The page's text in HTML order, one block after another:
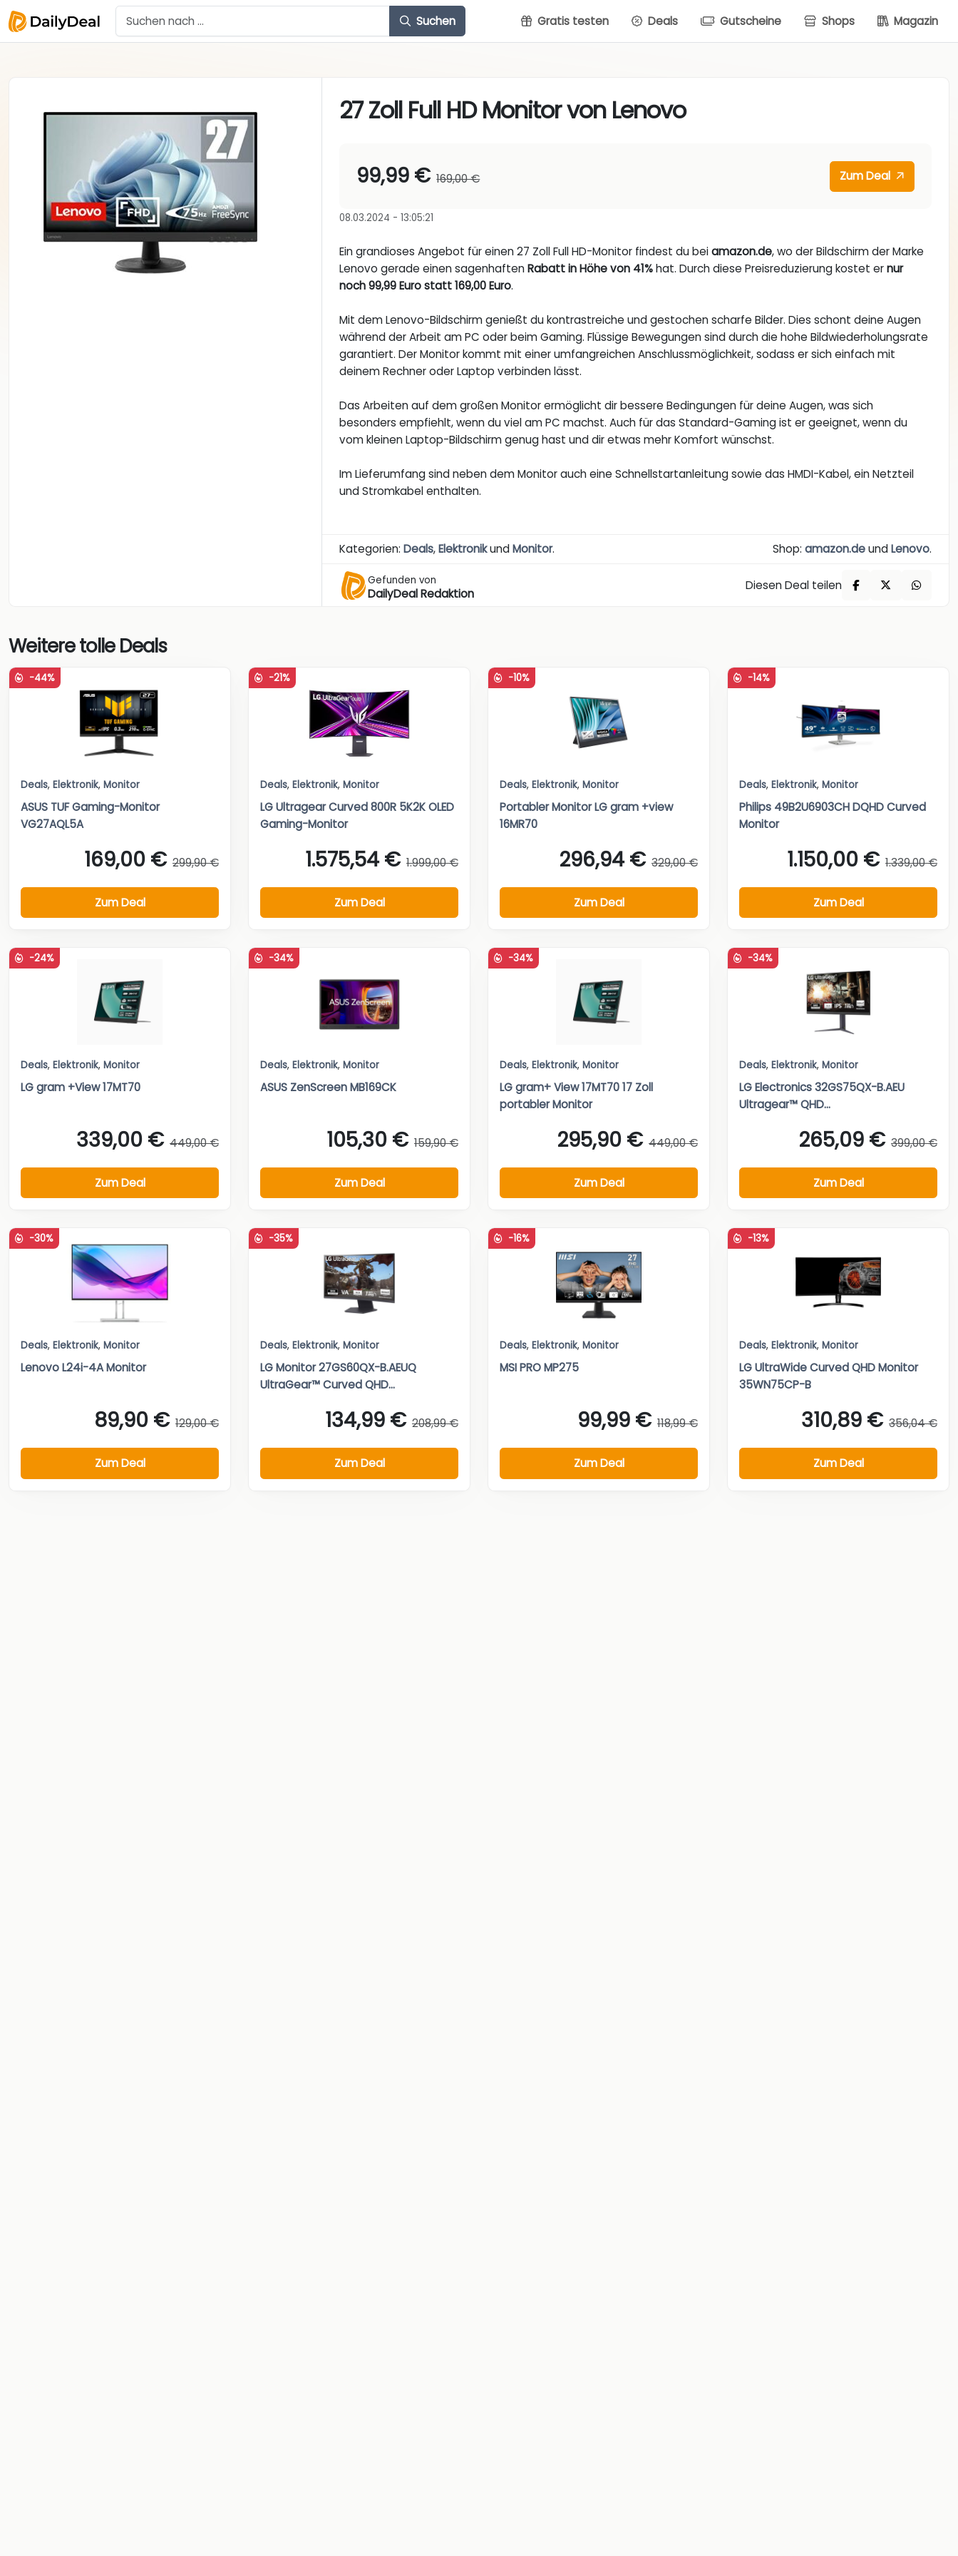
Suchen Gratis testen Deals Gutscheine Shops Magazin
27 Zoll Full HD Monitor von Lenovo
99,99 € 169,00 € Zum Deal
08.03.2024 - 13:05:21
Ein grandioses Angebot für einen 27 Zoll Full HD-Monitor findest du beiamazon.de, wo der Bildschirm der Marke
Lenovo gerade einen sagenhaftenRabatt in Höhe von 41%hat. Durch diese Preisreduzierung kostet ernur
noch 99,99 Euro statt 169,00 Euro.
Mit dem Lenovo-Bildschirm genießt du kontrastreiche und gestochen scharfe Bilder. Dies schont deine Augen
während der Arbeit am PC oder beim Gaming. Flüssige Bewegungen sind durch die hohe Bildwiederholungsrate
garantiert. Der Monitor kommt mit einer umfangreichen Anschlussmöglichkeit, sodass er sich einfach mit
deinem Rechner oder Laptop verbinden lässt.
Das Arbeiten auf dem großen Monitor ermöglicht dir bessere Bedingungen für deine Augen, was sich
besonders empfiehlt, wenn du viel am PC machst. Auch für das Standard-Gaming ist er geeignet, wenn du
vom kleinen Laptop-Bildschirm genug hast und dir etwas mehr Komfort wünschst.
Im Lieferumfang sind neben dem Monitor auch eine Schnellstartanleitung sowie das HMDI-Kabel, ein Netzteil
und Stromkabel enthalten.
Kategorien:Deals,ElektronikundMonitor. Shop: amazon.deundLenovo.
Gefunden von
DailyDeal Redaktion
Diesen Deal teilen
Weitere tolle Deals
-44%
Deals, Elektronik, Monitor
ASUS TUF Gaming-Monitor
VG27AQL5A
169,00 € 299,90 €
Zum Deal
-21%
Deals, Elektronik, Monitor
LG Ultragear Curved 800R 5K2K OLED
Gaming-Monitor
1.575,54 € 1.999,00 €
Zum Deal
-10%
Deals, Elektronik, Monitor
Portabler Monitor LG gram +view
16MR70
296,94 € 329,00 €
Zum Deal
-14%
Deals, Elektronik, Monitor
Philips 49B2U6903CH DQHD Curved
Monitor
1.150,00 € 1.339,00 €
Zum Deal
-24%
Deals, Elektronik, Monitor
LG gram +View 17MT70
339,00 € 449,00 €
Zum Deal
-34%
Deals, Elektronik, Monitor
ASUS ZenScreen MB169CK
105,30 € 159,90 €
Zum Deal
-34%
Deals, Elektronik, Monitor
LG gram+ View 17MT70 17 Zoll
portabler Monitor
295,90 € 449,00 €
Zum Deal
-34%
Deals, Elektronik, Monitor
LG Electronics 32GS75QX-B.AEU
Ultragear™ QHD...
265,09 € 399,00 €
Zum Deal
-30%
Deals, Elektronik, Monitor
Lenovo L24i-4A Monitor
89,90 € 129,00 €
Zum Deal
-35%
Deals, Elektronik, Monitor
LG Monitor 27GS60QX-B.AEUQ
UltraGear™ Curved QHD...
134,99 € 208,99 €
Zum Deal
-16%
Deals, Elektronik, Monitor
MSI PRO MP275
99,99 € 118,99 €
Zum Deal
-13%
Deals, Elektronik, Monitor
LG UltraWide Curved QHD Monitor
35WN75CP-B
310,89 € 356,04 €
Zum Deal